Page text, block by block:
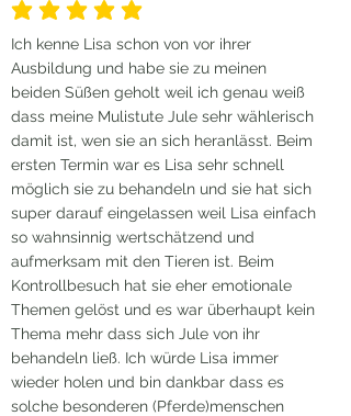
durchschnittliches Rating ist 5 von 5
Ich kenne Lisa schon von vor ihrer
Ausbildung und habe sie zu meinen
beiden Süßen geholt weil ich genau weiß
dass meine Mulistute Jule sehr wählerisch
damit ist, wen sie an sich heranlässt. Beim
ersten Termin war es Lisa sehr schnell
möglich sie zu behandeln und sie hat sich
super darauf eingelassen weil Lisa einfach
so wahnsinnig wertschätzend und
aufmerksam mit den Tieren ist. Beim
Kontrollbesuch hat sie eher emotionale
Themen gelöst und es war überhaupt kein
Thema mehr dass sich Jule von ihr
behandeln ließ. Ich würde Lisa immer
wieder holen und bin dankbar dass es
solche besonderen (Pferde)menschen